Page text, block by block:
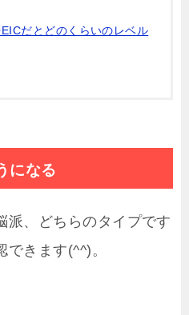
だとどのくらいのレベル
になる
派、どちらのタイプです
きます(^^)。